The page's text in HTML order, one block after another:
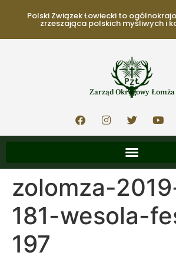
Polski Związek Łowiecki to
zrzeszająca polskich myśliwych i
Zarząd Okręgowy Łomża
zolomza-
181-wesola-
197